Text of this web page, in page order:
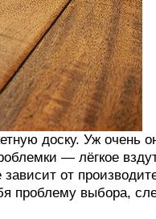
доску. Уж очень
— лёгкое
от
проблему выбора,